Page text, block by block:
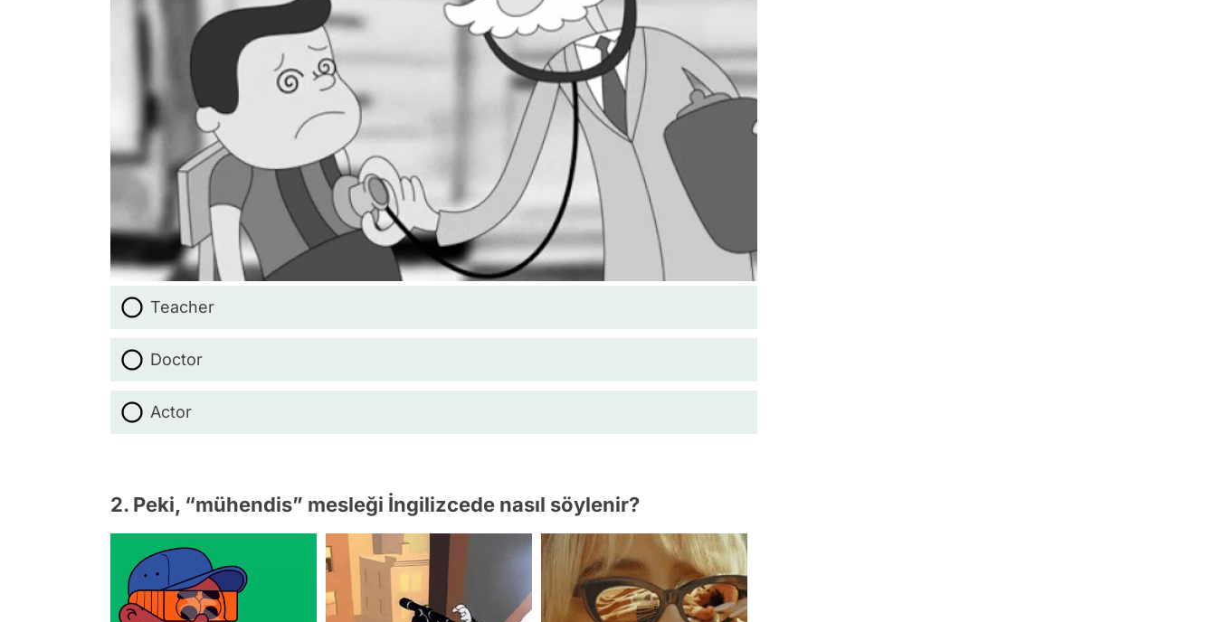
Teacher
Doctor
Actor
2. Peki, “mühendis” mesleği İngilizcede nasıl söylenir?